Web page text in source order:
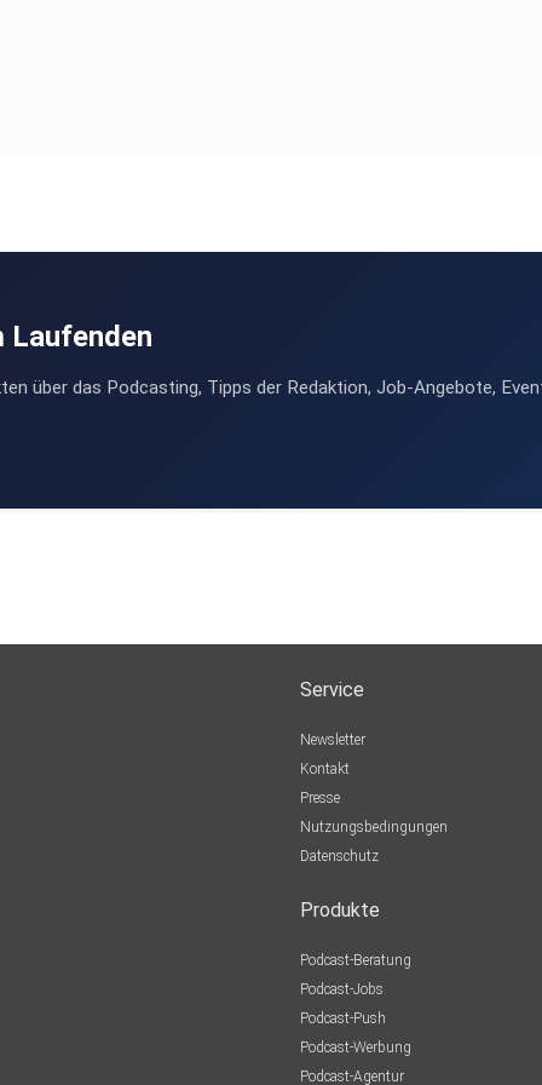
Laufenden
über das Podcasting, Tipps der Redaktion, Job-Angebote,
Service
Newsletter
Kontakt
Presse
Nutzungsbedingungen
Datenschutz
Produkte
Podcast-Beratung
Podcast-Jobs
Podcast-Push
Podcast-Werbung
Podcast-Agentur